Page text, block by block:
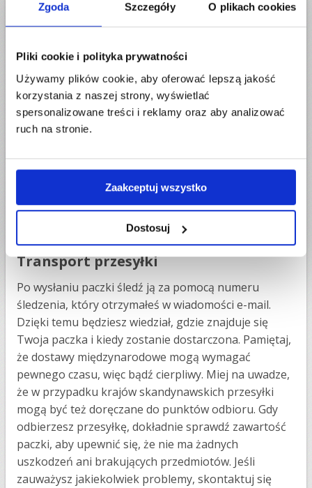
Zgoda Szczegóły O plikach cookies
Pliki cookie i polityka prywatności
Używamy plików cookie, aby oferować lepszą jakość
korzystania z naszej strony, wyświetlać
spersonalizowane treści i reklamy oraz aby analizować
ruch na stronie.
Zaakceptuj wszystko
Dostosuj
odbiorcy. Upewnij się więc, że wpisujesz kompletne i
prawidłowe adresy. Sprawdź, czy Twoja przeglądarka
formularza. Podaj lokalne, miejscowe numery
kontaktowe. Zweryfikuj podane dane, zapoznaj się z
regulaminami, a następnie opłać przesyłkę zgodnie z
wybraną metodą płatności.
oczekiwać w wybrany dzień na kuriera. Wydrukuj
nakleja właściwy list przewozowy (w usłudze DPD,
GLS). W zależności od wybranej usługi paczkę możesz
też przekazać do punktu odbioru.
Transport przesyłki
Po wysłaniu paczki śledź ją za pomocą numeru
śledzenia, który otrzymałeś w wiadomości e-mail.
Dzięki temu będziesz wiedział, gdzie znajduje się
Twoja paczka i kiedy zostanie dostarczona. Pamiętaj,
że dostawy międzynarodowe mogą wymagać
pewnego czasu, więc bądź cierpliwy. Miej na uwadze,
że w przypadku krajów skandynawskich przesyłki
mogą być też doręczane do punktów odbioru. Gdy
odbierzesz przesyłkę, dokładnie sprawdź zawartość
paczki, aby upewnić się, że nie ma żadnych
uszkodzeń ani brakujących przedmiotów. Jeśli
zauważysz jakiekolwiek problemy, skontaktuj się